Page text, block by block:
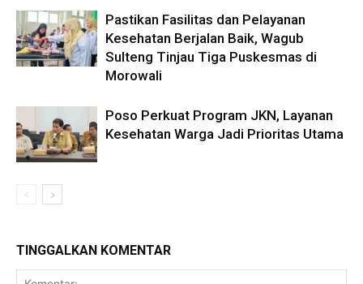
Pastikan Fasilitas dan Pelayanan
Kesehatan Berjalan Baik, Wagub
Sulteng Tinjau Tiga Puskesmas di
Morowali
Poso Perkuat Program JKN, Layanan
Kesehatan Warga Jadi Prioritas Utama
TINGGALKAN KOMENTAR